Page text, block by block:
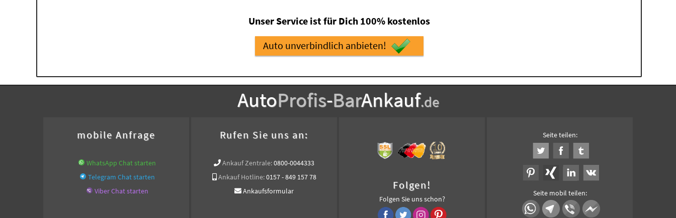
Unser Service ist für Dich 100% kostenlos
Auto unverbindlich anbieten!
AutoProfis-BarAnkauf.de
mobile Anfrage
WhatsApp Chat starten
Telegram Chat starten
Viber Chat starten
Rufen Sie uns an:
Ankauf Zentrale:0800-0044333
Ankauf Hotline:0157 - 849 157 78
Ankaufsformular
Folgen!
Folgen Sie uns schon?
Seite teilen:
Seite mobil teilen: